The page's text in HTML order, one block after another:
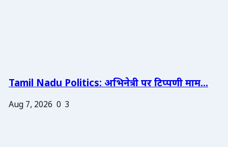
Tamil Nadu Politics: अभिनेत्री पर टिप्पणी माम...
Aug 7, 2026 0 3